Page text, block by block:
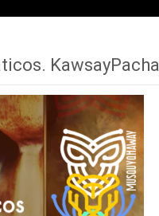
KawsayPacha